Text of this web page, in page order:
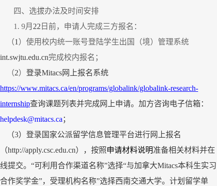
四、选拔办法及时间安排
1. 9月 22 日前，申请人完成三方报名：
（1 ）使用校内统一账号登陆学生出国（境）管理系统
int.swjtu.edu.cn完成校内报名；
（2） 登录Mitacs网上报名系统
https://www.mitacs.ca/en/programs/globalink/globalink-research-
internship查询课题列表并完成网上申请。加方咨询电子信箱：
helpdesk@mitacs.ca ；
（3）登录国家公派留学信息管理平台进行网上报名
（http://apply.csc.edu.cn），按照申请材料说明准备相关材料并在
线提交。 “可利用合作渠道名称”选择“与加拿大Mitacs本科生实习
合作奖学金”，受理机构名称”选择西南交通大学。计划留学单